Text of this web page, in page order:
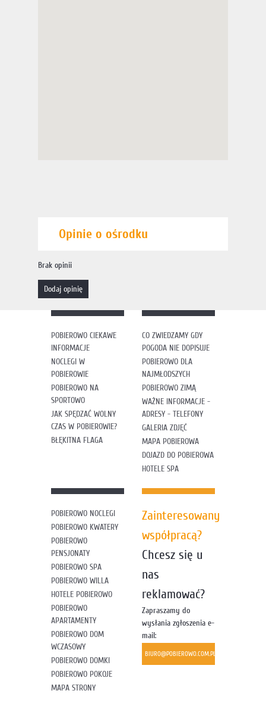
Opinie o ośrodku
Brak opinii
dodaj opinię
POBIEROWO CIEKAWE
INFORMACJE
NOCLEGI W
POBIEROWIE
POBIEROWO NA
SPORTOWO
JAK SPĘDZAĆ WOLNY
CZAS W POBIEROWIE?
BŁĘKITNA FLAGA
CO ZWIEDZAMY GDY
POGODA NIE DOPISUJE
POBIEROWO DLA
NAJMŁODSZYCH
POBIEROWO ZIMĄ
WAŻNE INFORMACJE -
ADRESY - TELEFONY
GALERIA ZDJĘĆ
MAPA POBIEROWA
DOJAZD DO POBIEROWA
HOTELE SPA
POBIEROWO NOCLEGI
POBIEROWO KWATERY
POBIEROWO
PENSJONATY
POBIEROWO SPA
POBIEROWO WILLA
HOTELE POBIEROWO
POBIEROWO
APARTAMENTY
POBIEROWO DOM
WCZASOWY
POBIEROWO DOMKI
POBIEROWO POKOJE
MAPA STRONY
Zainteresowany
współpracą?
Chcesz się u
nas
reklamować?
Zapraszamy do
wysłania zgłoszenia e-
mail:
BIURO@POBIEROWO.COM.PL